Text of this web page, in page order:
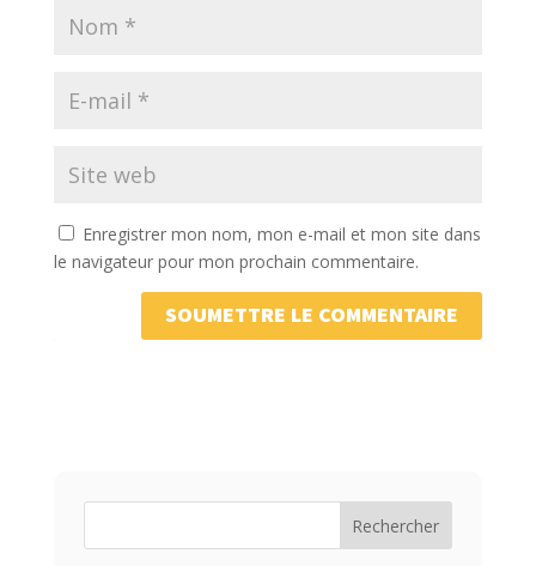
Enregistrer mon nom, mon e-mail et mon site dans
le navigateur pour mon prochain commentaire.
SOUMETTRE LE COMMENTAIRE
Rechercher